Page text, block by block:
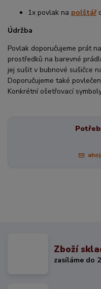
1x povlak na polštář
Údržba
Povlak doporučujeme prát
prostředků na barevné
jej sušit v bubnové sušičce
Doporučujeme také
Konkrétní ošetřovací
Zboží
zasíláme do